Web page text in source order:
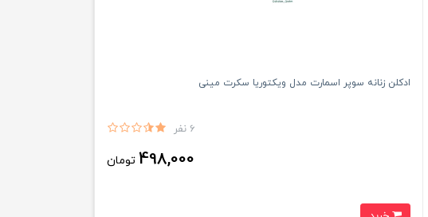
ادکلن زنانه سوپر اسمارت مدل ویکتوریا سکرت مینی
6 نفر
498,000 تومان